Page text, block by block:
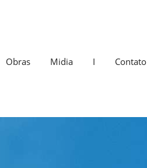
Obras Midia I Contato